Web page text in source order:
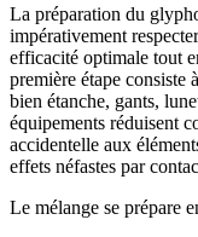
La préparation du
impérativement
efficacité optimale tout
première étape consiste
bien étanche, gants,
équipements réduisent
accidentelle aux
effets néfastes par
Le mélange se prépare